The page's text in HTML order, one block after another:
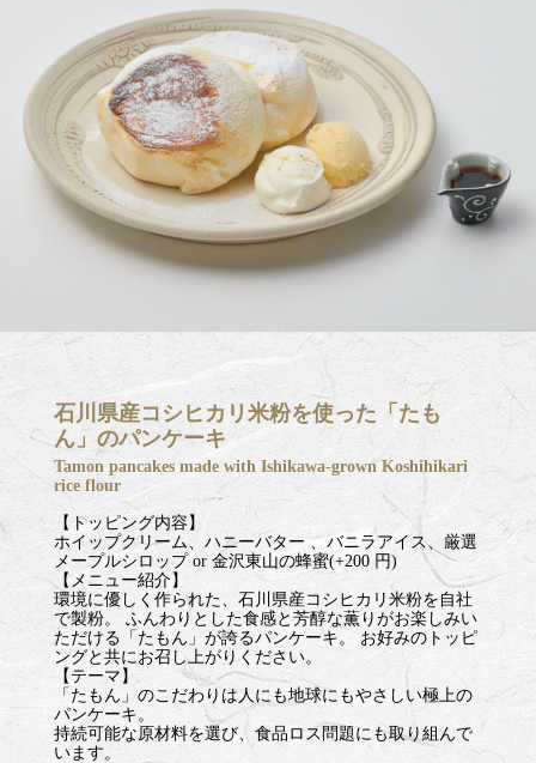
石川県産コシヒカリ米粉を使った「たも
ん」のパンケーキ
Tamon pancakes made with Ishikawa-grown Koshihikari
rice flour
【トッピング内容】
ホイップクリーム、ハニーバター 、バニラアイス、厳選
メープルシロップ or 金沢東山の蜂蜜(+200 円)
【メニュー紹介】
環境に優しく作られた、石川県産コシヒカリ米粉を自社
で製粉。 ふんわりとした食感と芳醇な薫りがお楽しみい
ただける「たもん」が誇るパンケーキ。 お好みのトッピ
ングと共にお召し上がりください。
【テーマ】
「たもん」のこだわりは人にも地球にもやさしい極上の
パンケーキ。
持続可能な原材料を選び、食品ロス問題にも取り組んで
います。